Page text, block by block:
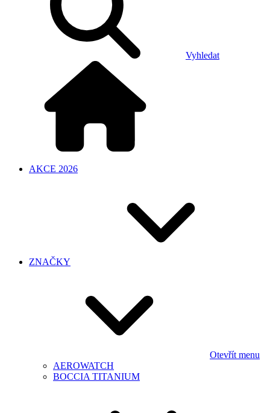
Vyhledat
AKCE 2026
ZNAČKY
Otevřít menu
AEROWATCH
BOCCIA TITANIUM